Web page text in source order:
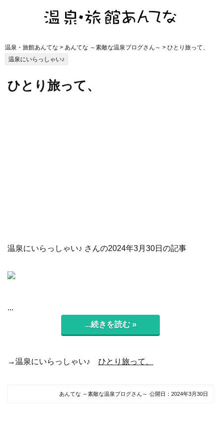
温泉・旅館あんてな > あんてな ～素敵な温泉ブログさん～ > ひとり旅って、
温泉にいらっしゃい♪
ひとり旅って、
温泉にいらっしゃい♪ さんの2024年3月30日の記事
...
...続きを読む »
→温泉にいらっしゃい♪ ひとり旅って、
あんてな ～素敵な温泉ブログさん～ 公開日： 2024年3月30日